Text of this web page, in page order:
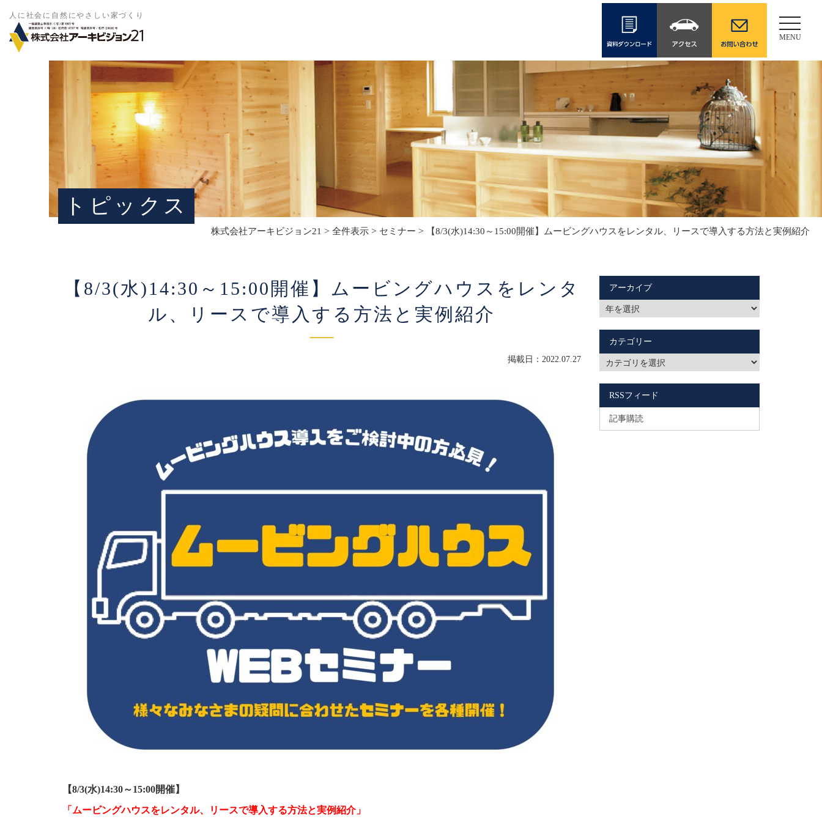
人に社会に自然にやさしい家づくり
Toggle
MENU
トピックス
株式会社アーキビジョン21 > 全件表示 > セミナー > 【​8/3(水)14:30～15:00開催​​​】ムービングハウスをレンタル、リースで導入する方法と実例紹介
【​8/3(水)14:30～15:00開催​​​】ムービングハウスをレンタ
ル、リースで導入する方法と実例紹介
掲載日：2022.07.27
【​​​​8/3(水)14:30～15:00開催​​​】
「ムービングハウスをレンタル、リースで導入する方法と実例紹介」
アーカイブ
カテゴリー
RSSフィード
記事購読